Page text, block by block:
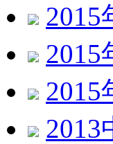
2015
2015
2015
2013